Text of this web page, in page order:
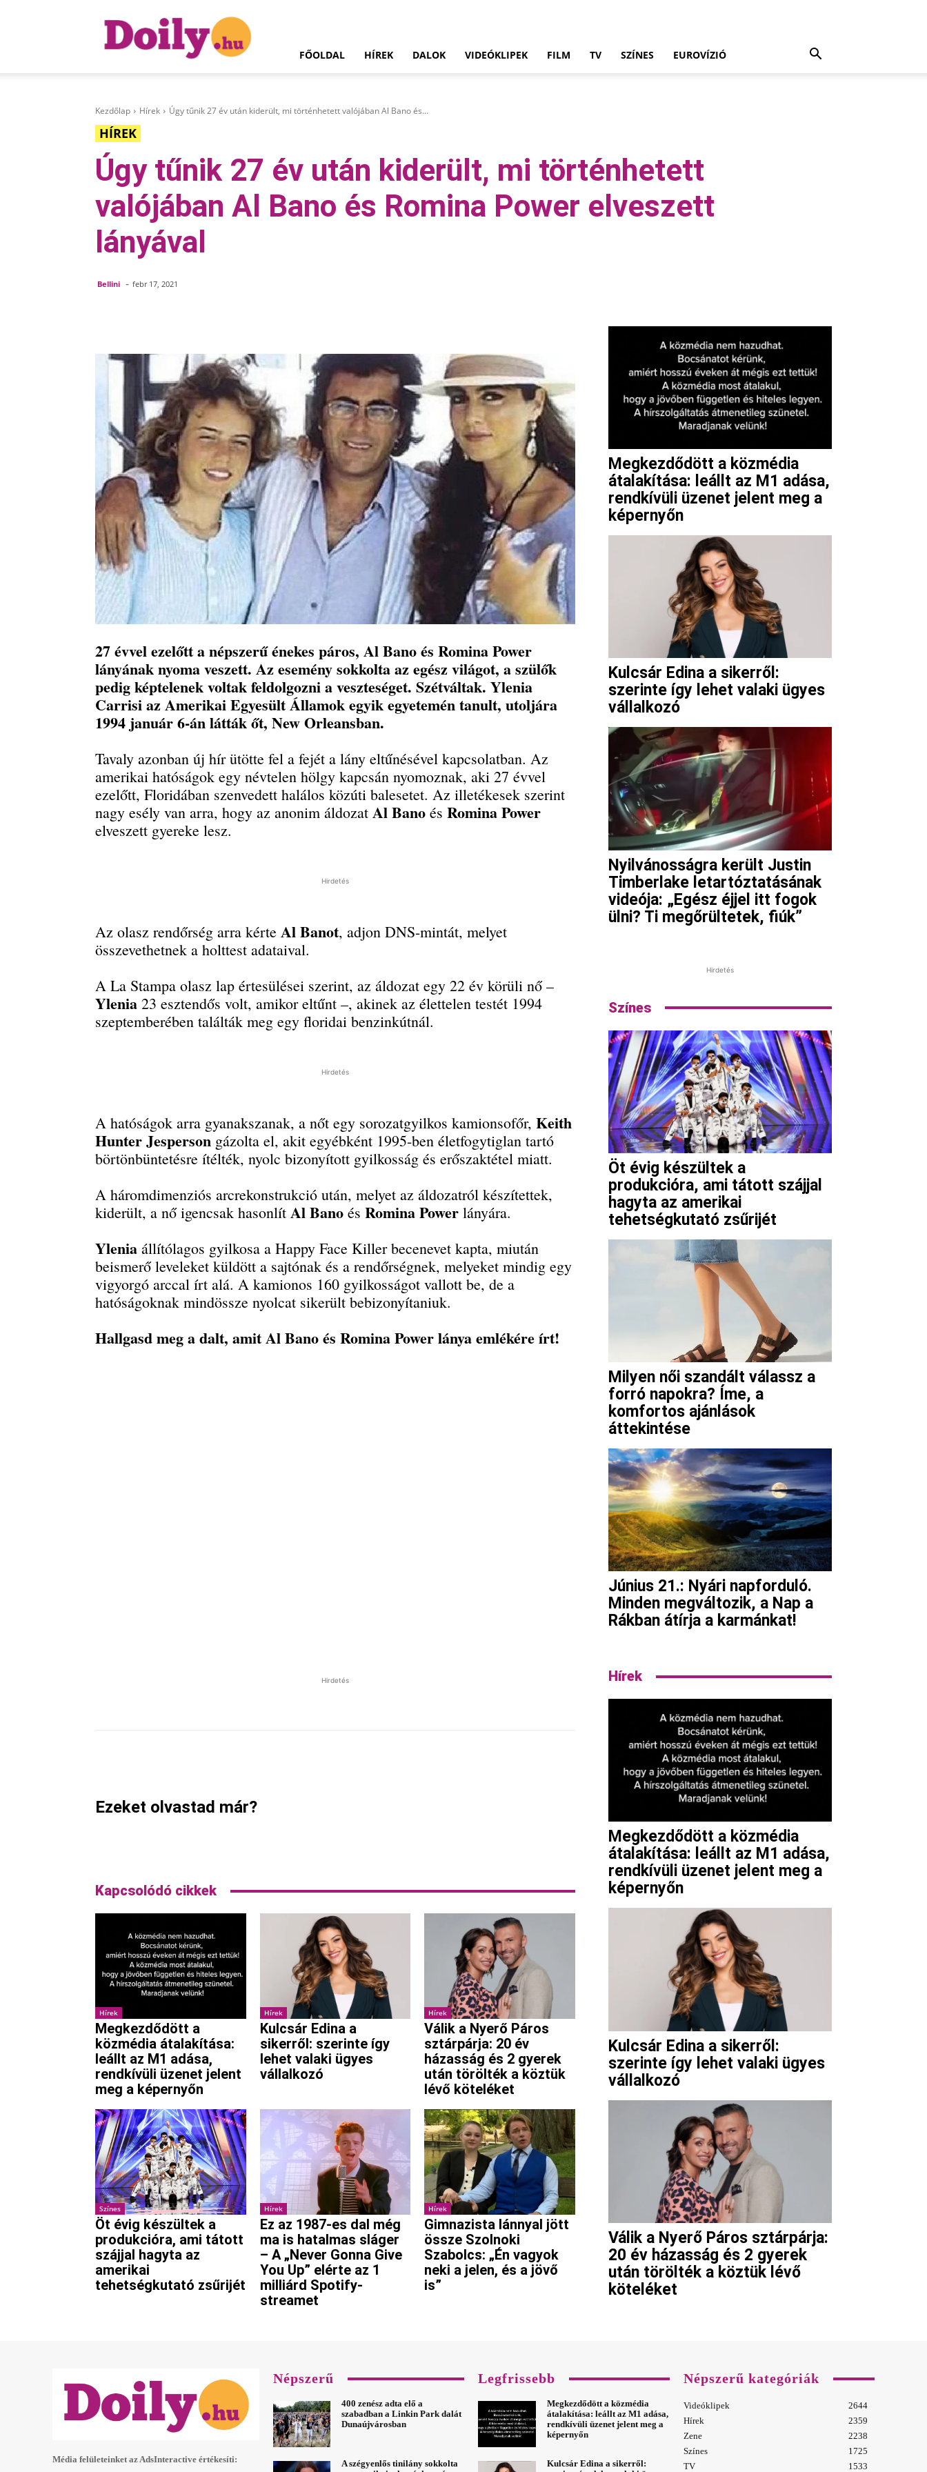
FŐOLDAL HÍREK DALOK VIDEÓKLIPEK FILM TV SZÍNES EUROVÍZIÓ
Kezdőlap Hírek Úgy tűnik 27 év után kiderült, mi történhetett valójában Al Bano és...
HÍREK
Úgy tűnik 27 év után kiderült, mi történhetett
valójában Al Bano és Romina Power elveszett
lányával
Bellini - febr 17, 2021
27 évvel ezelőtt a népszerű énekes páros, Al Bano és Romina Power
lányának nyoma veszett. Az esemény sokkolta az egész világot, a szülők
pedig képtelenek voltak feldolgozni a veszteséget. Szétváltak. Ylenia
Carrisi az Amerikai Egyesült Államok egyik egyetemén tanult, utoljára
1994 január 6-án látták őt, New Orleansban.
Tavaly azonban új hír ütötte fel a fejét a lány eltűnésével kapcsolatban. Az
amerikai hatóságok egy névtelen hölgy kapcsán nyomoznak, aki 27 évvel
ezelőtt, Floridában szenvedett halálos közúti balesetet. Az illetékesek szerint
nagy esély van arra, hogy az anonim áldozat Al Bano és Romina Power
elveszett gyereke lesz.
Hirdetés
Az olasz rendőrség arra kérte Al Banot, adjon DNS-mintát, melyet
összevethetnek a holttest adataival.
A La Stampa olasz lap értesülései szerint, az áldozat egy 22 év körüli nő –
Ylenia 23 esztendős volt, amikor eltűnt –, akinek az élettelen testét 1994
szeptemberében találták meg egy floridai benzinkútnál.
Hirdetés
A hatóságok arra gyanakszanak, a nőt egy sorozatgyilkos kamionsofőr, Keith
Hunter Jesperson gázolta el, akit egyébként 1995-ben életfogytiglan tartó
börtönbüntetésre ítélték, nyolc bizonyított gyilkosság és erőszaktétel miatt.
A háromdimenziós arcrekonstrukció után, melyet az áldozatról készítettek,
kiderült, a nő igencsak hasonlít Al Bano és Romina Power lányára.
Ylenia állítólagos gyilkosa a Happy Face Killer becenevet kapta, miután
beismerő leveleket küldött a sajtónak és a rendőrségnek, melyeket mindig egy
vigyorgó arccal írt alá. A kamionos 160 gyilkosságot vallott be, de a
hatóságoknak mindössze nyolcat sikerült bebizonyítaniuk.
Hallgasd meg a dalt, amit Al Bano és Romina Power lánya emlékére írt!
Hirdetés
Viber
Ezeket olvastad már?
Kapcsolódó cikkek
Hírek
Megkezdődött a
közmédia átalakítása:
leállt az M1 adása,
rendkívüli üzenet jelent
meg a képernyőn
Hírek
Kulcsár Edina a
sikerről: szerinte így
lehet valaki ügyes
vállalkozó
Hírek
Válik a Nyerő Páros
sztárpárja: 20 év
házasság és 2 gyerek
után törölték a köztük
lévő köteléket
Színes
Öt évig készültek a
produkcióra, ami tátott
szájjal hagyta az
amerikai
tehetségkutató zsűrijét
Hírek
Ez az 1987-es dal még
ma is hatalmas sláger
– A „Never Gonna Give
You Up” elérte az 1
milliárd Spotify-
streamet
Hírek
Gimnazista lánnyal jött
össze Szolnoki
Szabolcs: „Én vagyok
neki a jelen, és a jövő
is”
Megkezdődött a közmédia
átalakítása: leállt az M1 adása,
rendkívüli üzenet jelent meg a
képernyőn
Kulcsár Edina a sikerről:
szerinte így lehet valaki ügyes
vállalkozó
Nyilvánosságra került Justin
Timberlake letartóztatásának
videója: „Egész éjjel itt fogok
ülni? Ti megőrültetek, fiúk”
Hirdetés
Színes
Öt évig készültek a
produkcióra, ami tátott szájjal
hagyta az amerikai
tehetségkutató zsűrijét
Milyen női szandált válassz a
forró napokra? Íme, a
komfortos ajánlások
áttekintése
Június 21.: Nyári napforduló.
Minden megváltozik, a Nap a
Rákban átírja a karmánkat!
Hírek
Megkezdődött a közmédia
átalakítása: leállt az M1 adása,
rendkívüli üzenet jelent meg a
képernyőn
Kulcsár Edina a sikerről:
szerinte így lehet valaki ügyes
vállalkozó
Válik a Nyerő Páros sztárpárja:
20 év házasság és 2 gyerek
után törölték a köztük lévő
köteléket
Média felületeinket az AdsInteractive értékesíti:
Népszerű
400 zenész adta elő a
szabadban a Linkin Park dalát
Dunaújvárosban
A szégyenlős tinilány sokkolta
Legfrissebb
Megkezdődött a közmédia
átalakítása: leállt az M1 adása,
rendkívüli üzenet jelent meg a
képernyőn
Kulcsár Edina a sikerről:
Népszerű kategóriák
Videóklipek
2644
Hírek
2359
Zene
2238
Színes
1725
TV
1533